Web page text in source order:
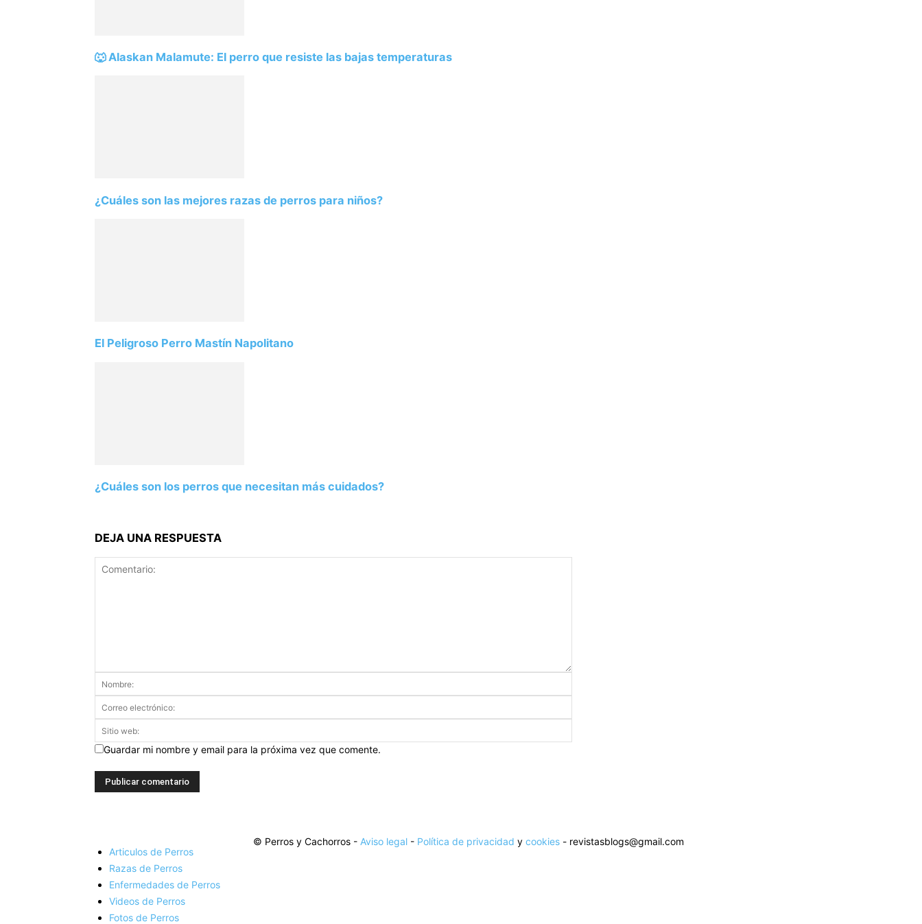
🐺 Alaskan Malamute: El perro que resiste las bajas temperaturas
¿Cuáles son las mejores razas de perros para niños?
El Peligroso Perro Mastín Napolitano
¿Cuáles son los perros que necesitan más cuidados?
DEJA UNA RESPUESTA
Guardar mi nombre y email para la próxima vez que comente.
Articulos de Perros
Razas de Perros
Enfermedades de Perros
Videos de Perros
Fotos de Perros
© Perros y Cachorros - Aviso legal - Política de privacidad y cookies - revistasblogs@gmail.com